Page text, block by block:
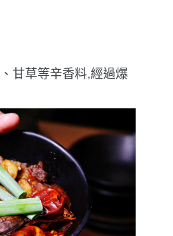
甘草等辛香料,經過爆